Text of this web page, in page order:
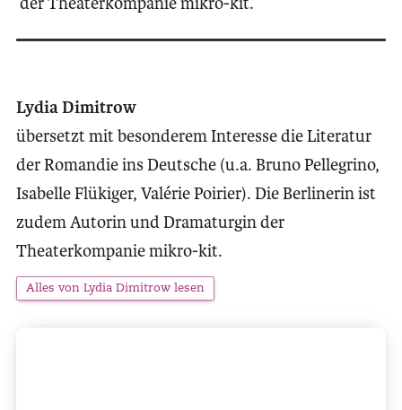
Lydia Dimitrow
übersetzt mit besonderem Interesse die Literatur
der Romandie ins Deutsche (u.a. Bruno Pellegrino,
Isabelle Flükiger, Valérie Poirier). Die Berlinerin ist
zudem Autorin und Dramaturgin der
Theaterkompanie mikro-kit.
Alles von Lydia Dimitrow lesen